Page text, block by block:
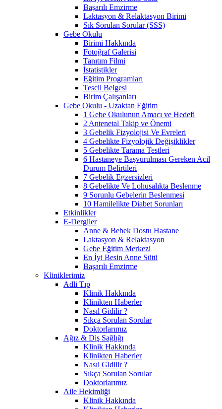
Başarılı Emzirme
Laktasyon & Relaktasyon Birimi
Sık Sorulan Sorular (SSS)
Gebe Okulu
Birimi Hakkında
Fotoğraf Galerisi
Tanıtım Filmi
İstatistikler
Eğitim Programları
Tescil Belgesi
Birim Çalışanları
Gebe Okulu - Uzaktan Eğitim
1 Gebe Okulunun Amacı ve Hedefi
2 Antenetal Takip ve Önemi
3 Gebelik Fizyolojisi Ve Evreleri
4 Gebelikte Fizyolojik Değişiklikler
5 Gebelikte Tarama Testleri
6 Hastaneye Başvurulması Gereken Acil
Durum Belirtileri
7 Gebelik Egzersizleri
8 Gebelikte Ve Lohusalıkta Beslenme
9 Sorunlu Gebelerin Beslenmesi
10 Hamilelikte Diabet Sorunları
Etkinlikler
E-Dergiler
Anne & Bebek Dostu Hastane
Laktasyon & Relaktasyon
Gebe Eğitim Merkezi
En İyi Besin Anne Sütü
Başarılı Emzirme
Kliniklerimiz
Adli Tıp
Klinik Hakkında
Klinikten Haberler
Nasıl Gidilir ?
Sıkça Sorulan Sorular
Doktorlarımız
Ağız & Diş Sağlığı
Klinik Hakkında
Klinikten Haberler
Nasıl Gidilir ?
Sıkça Sorulan Sorular
Doktorlarımız
Aile Hekimliği
Klinik Hakkında